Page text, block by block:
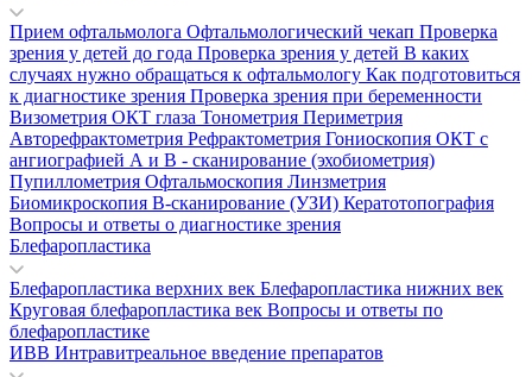
Прием офтальмолога Офтальмологический чекап Проверка
зрения у детей до года Проверка зрения у детей В каких
случаях нужно обращаться к офтальмологу Как подготовиться
к диагностике зрения Проверка зрения при беременности
Визометрия ОКТ глаза Тонометрия Периметрия
Авторефрактометрия Рефрактометрия Гониоскопия ОКТ с
ангиографией А и В - сканирование (эхобиометрия)
Пупиллометрия Офтальмоскопия Линзметрия
Биомикроскопия В-сканирование (УЗИ) Кератотопография
Вопросы и ответы о диагностике зрения
Блефаропластика
Блефаропластика верхних век Блефаропластика нижних век
Круговая блефаропластика век Вопросы и ответы по
блефаропластике
ИВВ Интравитреальное введение препаратов